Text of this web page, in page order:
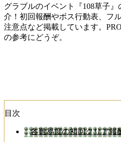
グラブルのイベント『108草子
介！初回報酬やボス行動表、フ
注意点など掲載しています。
の参考にどうぞ。
目次
各難易度の初回クリア報